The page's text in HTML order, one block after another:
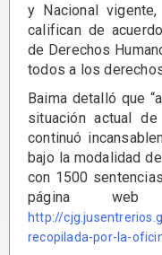
y Nacional
califican de
de Derechos
todos a los
Baima detalló que
situación actual
continuó
bajo la modalidad
con 1500
página
http://
recopilada-por-la-